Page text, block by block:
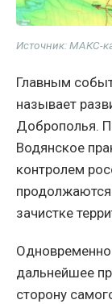
Источник: МАКС-
Главным
называет
Доброполья.
Водянское
контролем
продолжаются
зачистке
дальнейшее
сторону